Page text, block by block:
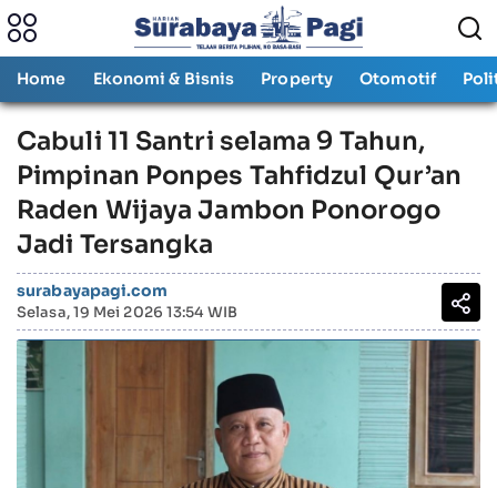
Home Ekonomi & Bisnis Property Otomotif
Cabuli 11 Santri selama 9 Tahun,
Pimpinan Ponpes Tahfidzul Qur’an
Raden Wijaya Jambon Ponorogo
Jadi Tersangka
surabayapagi.com
Selasa, 19 Mei 2026 13:54 WIB